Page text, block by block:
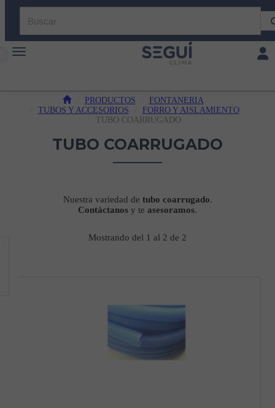
Toggle navigation
PRODUCTOS
FONTANERIA
TUBOS Y ACCESORIOS
FORRO Y AISLAMIENTO
TUBO COARRUGADO
TUBO COARRUGADO
Nuestra variedad de tubo coarrugado.
Contáctanos y te asesoramos.
Mostrando del 1 al 2 de 2